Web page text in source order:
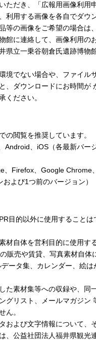
ただき、「広報用画像利用
利用する画像を各自でダウ
等の画像をご希望の場合は
館に連絡して、画像利用の
県立一乗谷朝倉氏遺跡博物
境でない場合や、ファイル
、ダウンロードにお時間が
ください。
の閲覧を推奨しています。
Android、iOS（各最新バー
、Firefox、Google Chrome
よび1つ前のバージョン）
目的以外に使用することは
材自体を営利目的に使用す
販売や賃貸、写真素材自体
ータ集、カレンダー、絵は
た素材集等への収録や、同
グリスト、メールマガジン
ん。
および文字情報について、
、公益社団法人福井県観光